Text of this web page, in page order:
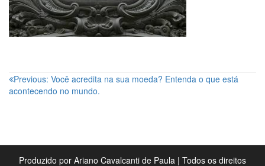
Navegação
de
Previous: Você acredita na sua moeda? Entenda o que está
acontecendo no mundo.
Produzido por Ariano Cavalcanti de Paula | Todos os direitos